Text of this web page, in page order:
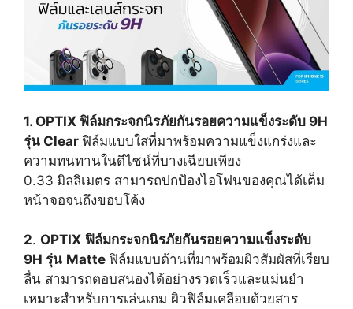
1. OPTIX ฟิล์มกระจกนิรภัยกันรอยความแข็งระดับ 9H
รุ่น Clear ฟิล์มแบบใสที่มาพร้อมความแข็งแกร่งและ
ความทนทานในดีไซน์ที่บางเฉียบเพียง
0.33 มิลลิเมตร สามารถปกป้องไอโฟนของคุณได้เต็ม
หน้าจอจนถึงขอบโค้ง
2. OPTIX ฟิล์มกระจกนิรภัยกันรอยความแข็งระดับ
9H รุ่น Matte ฟิล์มแบบด้านที่มาพร้อมผิวสัมผัสที่เรียบ
ลื่น สามารถตอบสนองได้อย่างรวดเร็วและแม่นยำ
เหมาะสำหรับการเล่นเกม ผิวฟิล์มเคลือบด้วยสาร